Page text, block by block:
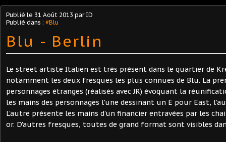
Publié le 31 Août 2013 par ID
Publié dans : #Blu
Blu - Berlin
Le street artiste Italien est très présent dans le quartier de
notamment les deux fresques les plus connues de Blu. La
personnages étranges (réalisés avec JR) évoquant la
les mains des personnages l'une dessinant un E pour East,
L'autre présente les mains d'un financier entravées par les
or. D'autres fresques, toutes de grand format sont visibles